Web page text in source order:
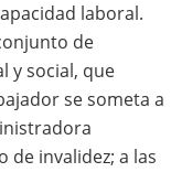
laboral.
de
y social, que
se someta a
de invalidez; a las